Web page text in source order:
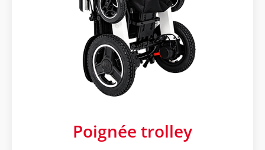
Poignée trolley